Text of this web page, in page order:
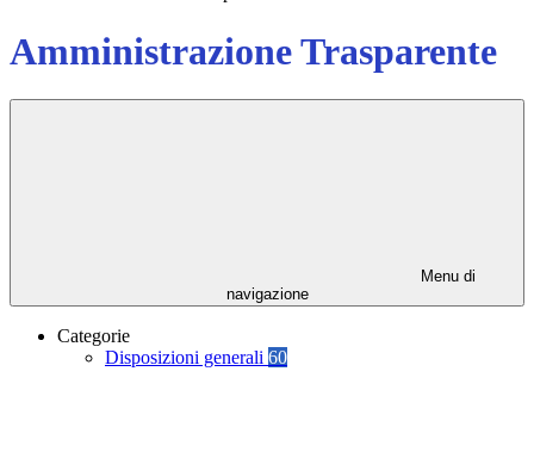
Amministrazione Trasparente
Menu di
navigazione
Categorie
Disposizioni generali 60